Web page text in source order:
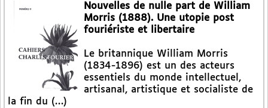
Nouvelles de nulle part de William
Morris (1888). Une utopie post
fouriériste et libertaire
Le britannique William Morris
(1834-1896) est un des acteurs
essentiels du monde intellectuel,
artisanal, artistique et socialiste de
la fin du (…)